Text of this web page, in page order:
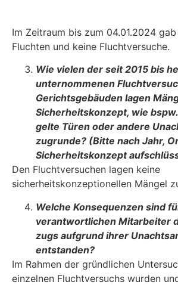
Im Zeitraum bis zum 04.01.2024
Fluchten und keine Fluchtversuche.
Wie vielen der seit 2015 bis
unternommenen
Gerichtsgebäuden lagen
Sicherheitskonzept, wie
gelte Türen oder andere
zugrunde? (Bitte nach Jahr,
Sicherheitskonzept
Den Fluchtversuchen lagen keine
sicherheitskonzeptionellen Mängel
Welche Konsequenzen sind
verantwortlichen Mitarbeiter
zugs aufgrund ihrer
entstanden?
Im Rahmen der gründlichen
einzelnen Fluchtversuchs wurden